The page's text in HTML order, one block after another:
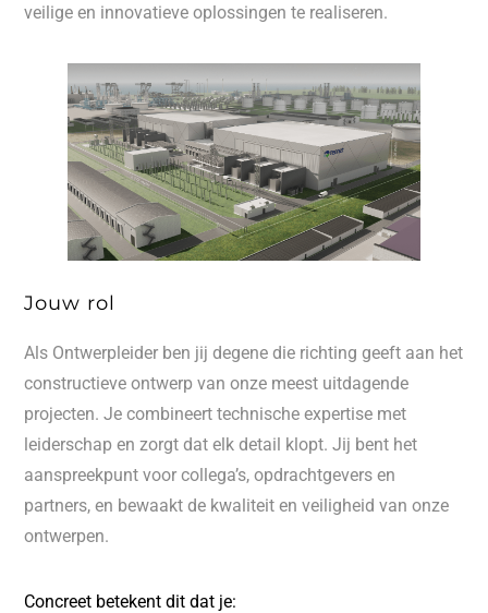
veilige en innovatieve oplossingen te realiseren.
Jouw rol
Als Ontwerpleider ben jij degene die richting geeft aan het
constructieve ontwerp van onze meest uitdagende
projecten. Je combineert technische expertise met
leiderschap en zorgt dat elk detail klopt. Jij bent het
aanspreekpunt voor collega’s, opdrachtgevers en
partners, en bewaakt de kwaliteit en veiligheid van onze
ontwerpen.
Concreet betekent dit dat je: